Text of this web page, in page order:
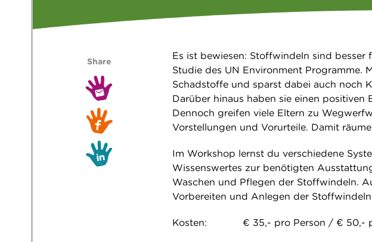
Es ist bewiesen: Stoffwindeln sind
Studie des UN Environment Programme.
Schadstoffe und sparst dabei auch noch
Darüber hinaus haben sie einen
Dennoch greifen viele Eltern zu
Vorstellungen und Vorurteile. Damit
Im Workshop lernst du verschiedene
Wissenswertes zur benötigten
Waschen und Pflegen der Stoffwindeln.
Vorbereiten und Anlegen der
Kosten: € 35,- pro Person / € 50,-
Share